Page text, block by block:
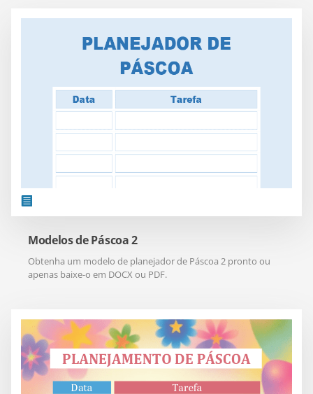
Modelos de Páscoa 2
Obtenha um modelo de planejador de Páscoa 2 pronto ou
apenas baixe-o em DOCX ou PDF.